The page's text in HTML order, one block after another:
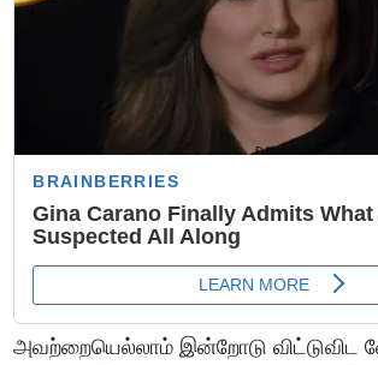
அவற்றையெல்லாம் இன்றோடு விட்டுவிட